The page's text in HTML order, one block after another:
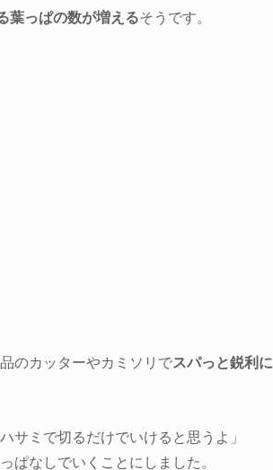
葉っぱの数が増えるそうです。
のカッターやカミソリでスパっと鋭利に
サミで切るだけでいけると思うよ」
ぱなしでいくことにしました。